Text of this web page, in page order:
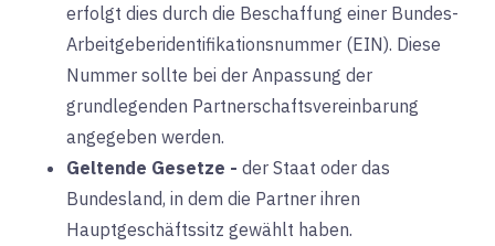
erfolgt dies durch die Beschaffung einer Bundes-
Arbeitgeberidentifikationsnummer (EIN). Diese
Nummer sollte bei der Anpassung der
grundlegenden Partnerschaftsvereinbarung
angegeben werden.
Geltende Gesetze - der Staat oder das
Bundesland, in dem die Partner ihren
Hauptgeschäftssitz gewählt haben.